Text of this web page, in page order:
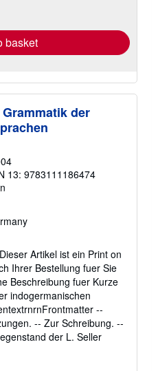
basket
der
13: 9783111186474
Artikel ist ein Print on
Ihrer Bestellung fuer Sie
Beschreibung fuer Kurze
indogermanischen
--
-- Zur Schreibung. --
der L. Seller